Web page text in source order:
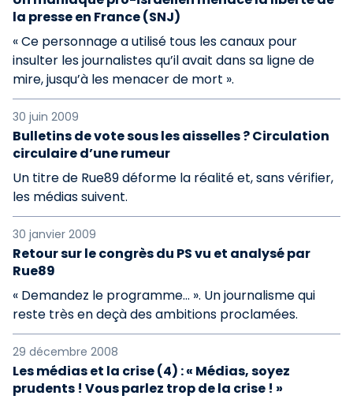
la presse en France (SNJ)
« Ce personnage a utilisé tous les canaux pour
insulter les journalistes qu’il avait dans sa ligne de
mire, jusqu’à les menacer de mort ».
30 juin 2009
Bulletins de vote sous les aisselles ? Circulation
circulaire d’une rumeur
Un titre de Rue89 déforme la réalité et, sans vérifier,
les médias suivent.
30 janvier 2009
Retour sur le congrès du PS vu et analysé par
Rue89
« Demandez le programme… ». Un journalisme qui
reste très en deçà des ambitions proclamées.
29 décembre 2008
Les médias et la crise (4) : « Médias, soyez
prudents ! Vous parlez trop de la crise ! »